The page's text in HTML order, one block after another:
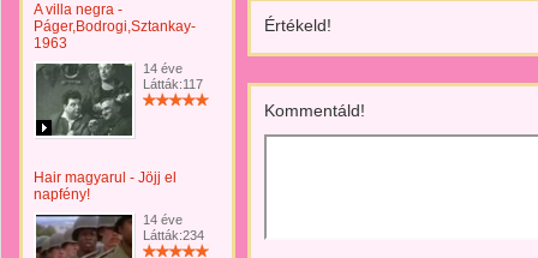
A villa negra -
Páger,Bodrogi,Sztankay-
1963
14 éve
Látták:117
Hair magyarul - Jöjj el
napfény!
14 éve
Látták:234
Értékeld!
Kommentáld!